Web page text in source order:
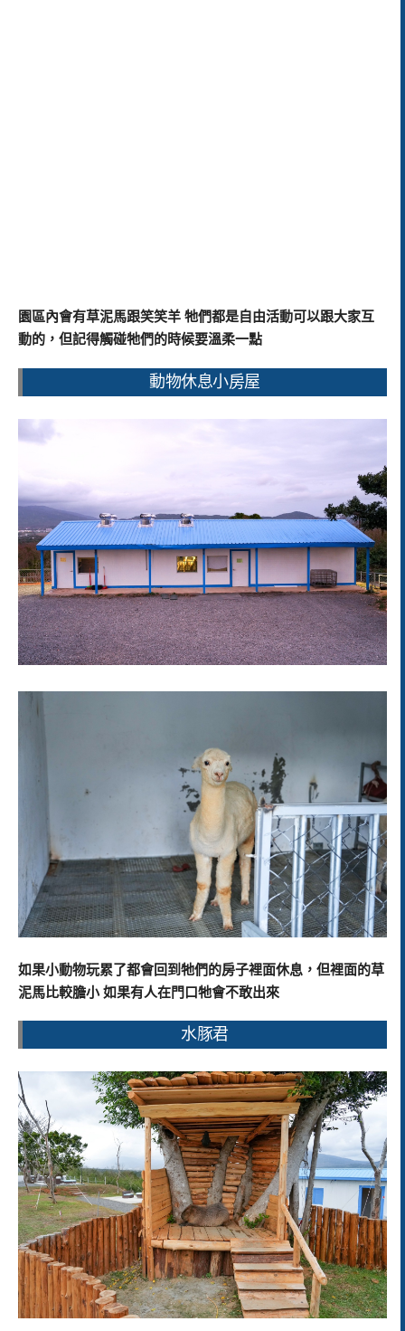
園區內會有草泥馬跟笑笑羊 牠們都是自由活動可以跟大家互
動的，但記得觸碰牠們的時候要溫柔一點
動物休息小房屋
如果小動物玩累了都會回到牠們的房子裡面休息，但裡面的草
泥馬比較膽小 如果有人在門口牠會不敢出來
水豚君